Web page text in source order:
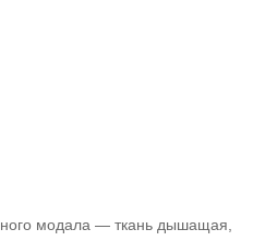
модала — ткань дышащая,